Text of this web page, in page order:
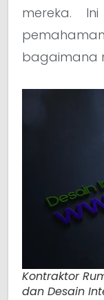
mereka.
bagaimana
Kontraktor
dan Desain